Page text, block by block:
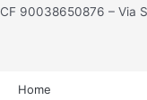
CF 90038650876 – Via
Home